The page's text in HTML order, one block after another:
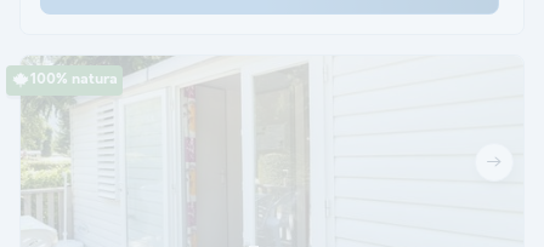
100% natura